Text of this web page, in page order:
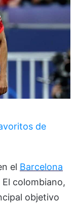
de
el Barcelona
colombiano,
objetivo